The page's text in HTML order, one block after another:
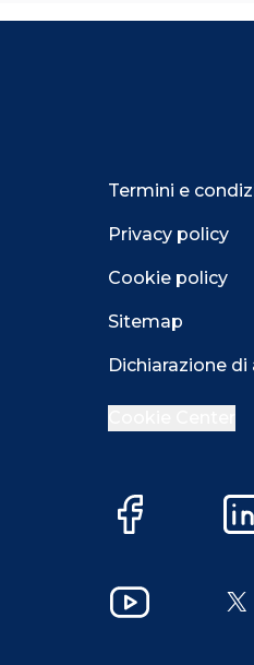
Termini e
Privacy policy
Cookie policy
Sitemap
Dichiarazione
Facebook
YouTube X
Accetta